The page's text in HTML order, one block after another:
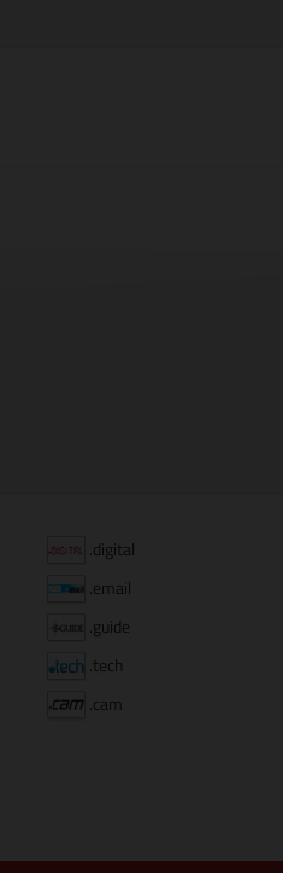
.digital
.email
.guide
.tech
.cam